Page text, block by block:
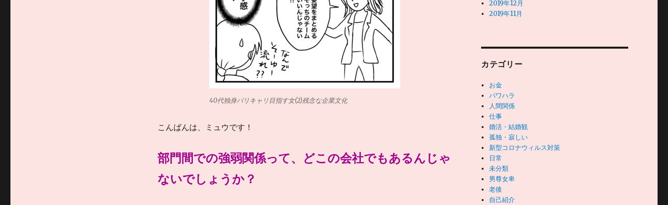
40代独身バリキャリ目指す女(2)残念な企業文化
こんばんは、ミュウです！
部門間での強弱関係って、どこの会社でもあるんじゃ
ないでしょうか？
2019年12月
2019年11月
カテゴリー
お金
パワハラ
人間関係
仕事
婚活・結婚観
孤独・寂しい
新型コロナウィルス対策
日常
未分類
男尊女卑
老後
自己紹介